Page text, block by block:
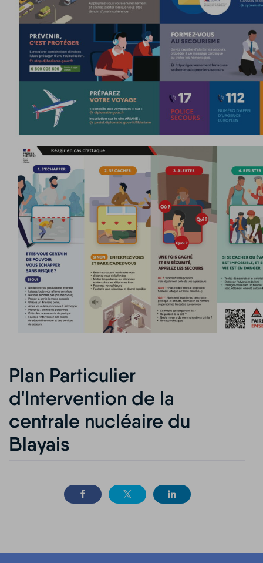
Plan Particulier
d'Intervention de la
centrale nucléaire du
Blayais